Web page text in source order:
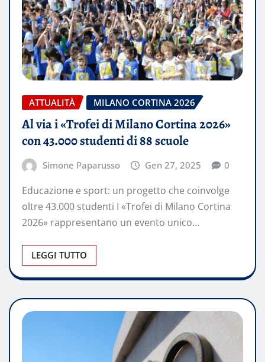
ATTUALITÀ MILANO CORTINA 2026
Al via i «Trofei di Milano Cortina 2026»
con 43.000 studenti di 88 scuole
Simone Paparusso Gen 27, 2025 0
Educazione e sport: un progetto che coinvolge
oltre 43.000 studenti I «Trofei di Milano Cortina
2026» rappresentano un evento unico…
LEGGI TUTTO